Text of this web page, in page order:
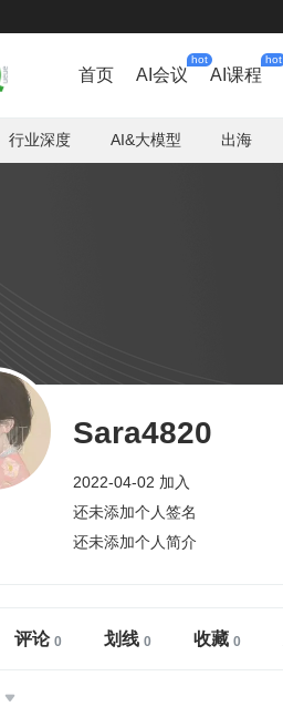
首页 AI会议
hot
AI课程
hot
行业深度 AI&大模型 出海
Sara4820
2022-04-02 加入
还未添加个人签名
还未添加个人简介
评论 划线 收藏
